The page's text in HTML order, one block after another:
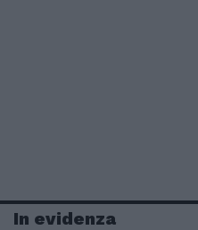
In evidenza